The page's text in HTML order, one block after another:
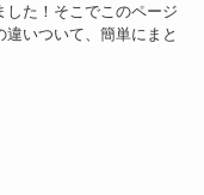
した！そこでこのページ
いついて、簡単にまと